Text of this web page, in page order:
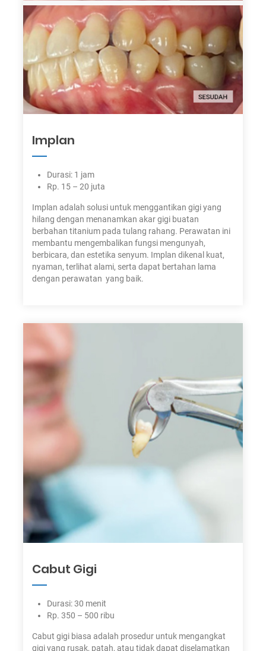
Implan
Durasi: 1 jam
Rp. 15 – 20 juta
Implan adalah solusi untuk menggantikan gigi yang
hilang dengan menanamkan akar gigi buatan
berbahan titanium pada tulang rahang. Perawatan ini
membantu mengembalikan fungsi mengunyah,
berbicara, dan estetika senyum. Implan dikenal kuat,
nyaman, terlihat alami, serta dapat bertahan lama
dengan perawatan yang baik.
Cabut Gigi
Durasi: 30 menit
Rp. 350 – 500 ribu
Cabut gigi biasa adalah prosedur untuk mengangkat
gigi yang rusak, patah, atau tidak dapat diselamatkan